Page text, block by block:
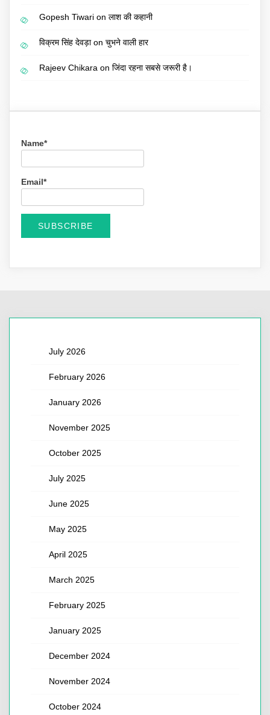
Gopesh Tiwari on लाश की कहानी
विक्रम सिंह देवड़ाon चुभने वाली हार
Rajeev Chikara on जिंदा रहना सबसे जरूरी है।
Name*
Email*
July 2026
February 2026
January 2026
November 2025
October 2025
July 2025
June 2025
May 2025
April 2025
March 2025
February 2025
January 2025
December 2024
November 2024
October 2024